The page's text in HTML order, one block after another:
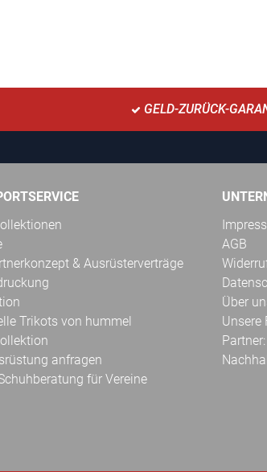
GELD-ZURÜCK-
& Ausrüsterverträge
Trikots von hummel
anfragen
für Vereine
AGB
Über
Unsere